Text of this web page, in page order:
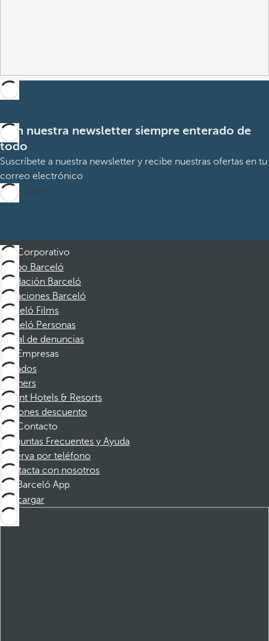
Con nuestra newsletter siempre enterado de
todo
Suscríbete a nuestra newsletter y recibe nuestras ofertas en tu
correo electrónico
Suscribirme
Corporativo
Grupo Barceló
Fundación Barceló
Vacaciones Barceló
Barceló Films
Barceló Personas
Canal de denuncias
Empresas
Afiliados
Partners
Dorint Hotels & Resorts
Cupones descuento
Contacto
Preguntas Frecuentes y Ayuda
Reserva por teléfono
Contacta con nosotros
Barceló App
Descargar